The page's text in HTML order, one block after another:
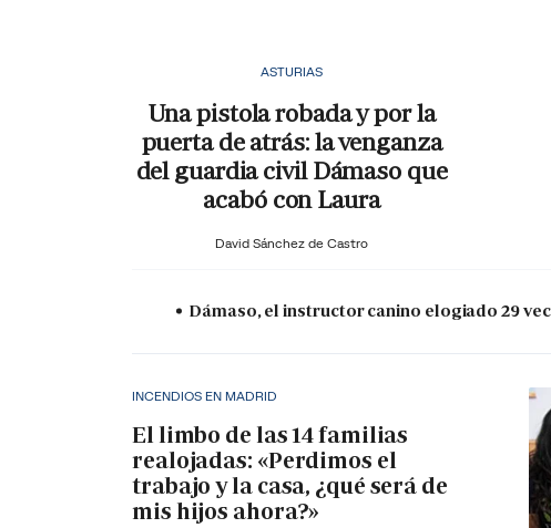
ASTURIAS
Una pistola robada y por la
puerta de atrás: la venganza
del guardia civil Dámaso que
acabó con Laura
David Sánchez de Castro
Dámaso, el instructor canino elogiado 29
INCENDIOS EN MADRID
El limbo de las 14 familias
realojadas: «Perdimos el
trabajo y la casa, ¿qué será de
mis hijos ahora?»